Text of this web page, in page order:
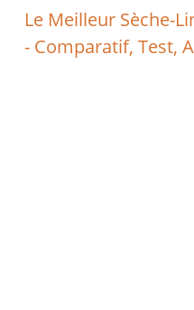
Le Meilleur Sèche-
- Comparatif, Test,